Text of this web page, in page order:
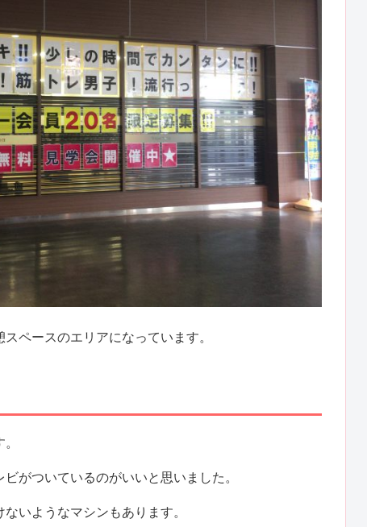
ペースのエリアになっています。
がついているのがいいと思いました。
いようなマシンもあります。